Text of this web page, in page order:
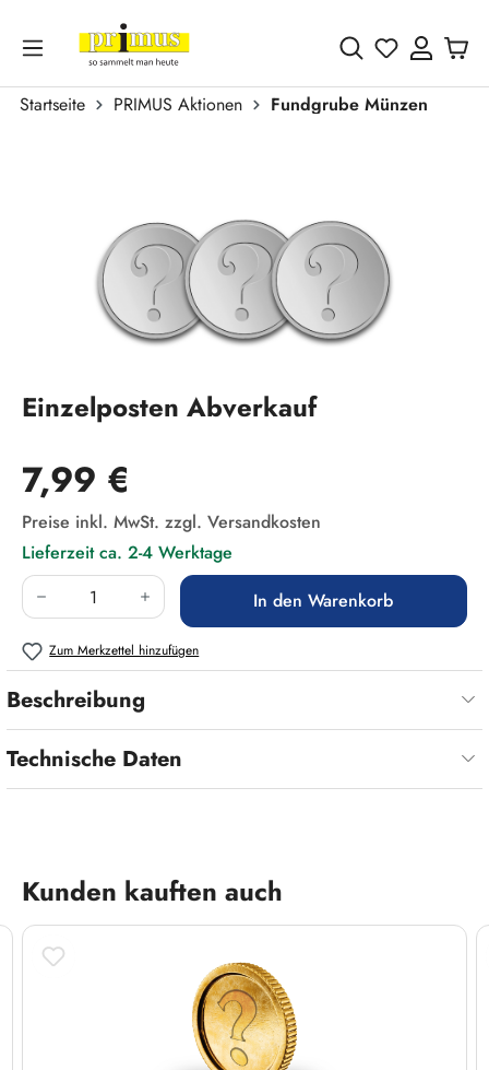
Zum Hauptinhalt springen
Du hast 0
Startseite PRIMUS Aktionen
Fundgrube Münzen
Einzelposten Abverkauf
Regulärer Preis:
7,99 €
Preise inkl. MwSt. zzgl. Versandkosten
Lieferzeit ca. 2-4 Werktage
Produkt Anzahl: Gib den gewünschten Wert
In den Warenkorb
Zum Merkzettel hinzufügen
Beschreibung
Technische Daten
Produktgalerie überspringen
Kunden kauften auch